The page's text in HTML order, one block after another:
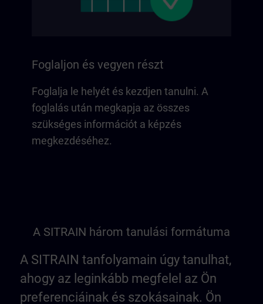
Foglaljon és vegyen részt
Foglalja le helyét és kezdjen tanulni. A
foglalás után megkapja az összes
szükséges információt a képzés
megkezdéséhez.
A SITRAIN három tanulási formátuma
A SITRAIN tanfolyamain úgy tanulhat,
ahogy az leginkább megfelel az Ön
preferenciáinak és szokásainak. Ön